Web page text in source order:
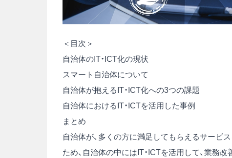
＜目次＞
自治体のIT・ICT化の現状
スマート自治体について
自治体が抱えるIT・ICT化への3つの課題
自治体におけるIT・ICTを活用した事例
まとめ
自治体が、多くの方に満足してもらえるサービ
ため、自治体の中にはIT・ICTを活用して、業務